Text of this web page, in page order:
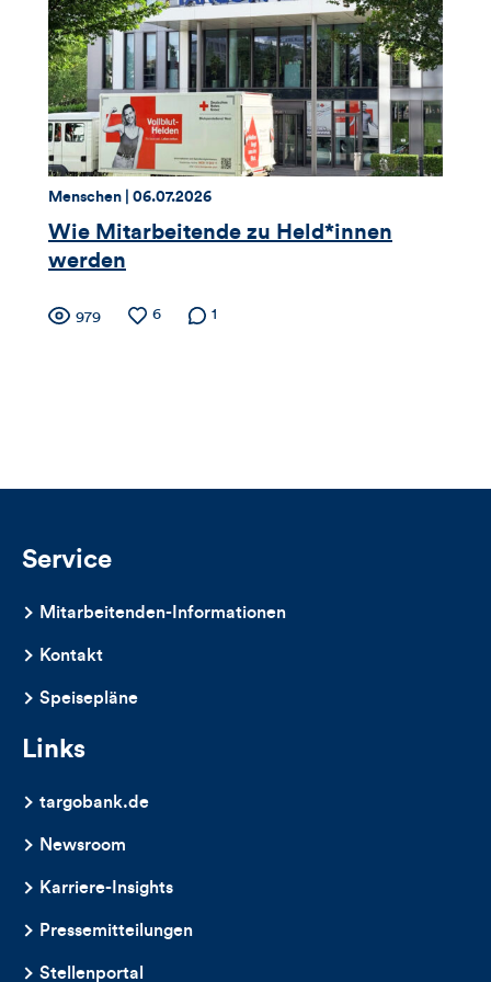
Likes
und
Kommentare
dieses
Artikels
Thema:
Menschen | Datum:
06.07.2026
Wie Mitarbeitende zu Held*innen
werden
Zähler
Kommentare
dieses
Artikels
Anzahl
979
Anzahl
6
Anzahl der
1
Service
Mitarbeitenden-Informationen
Kontakt
Speisepläne
Links
targobank.de
Newsroom
Karriere-Insights
Pressemitteilungen
Stellenportal